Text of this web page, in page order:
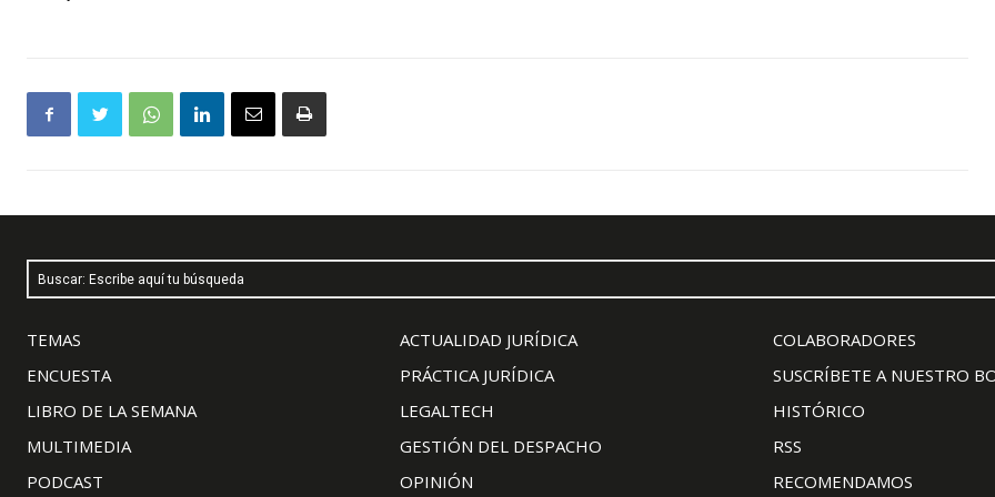
Buscar: Escribe aquí tu búsqueda
TEMAS
ENCUESTA
LIBRO DE LA SEMANA
MULTIMEDIA
PODCAST
ACTUALIDAD JURÍDICA
PRÁCTICA JURÍDICA
LEGALTECH
GESTIÓN DEL DESPACHO
OPINIÓN
COLABORADORES
SUSCRÍBETE A NUESTRO
HISTÓRICO
RSS
RECOMENDAMOS